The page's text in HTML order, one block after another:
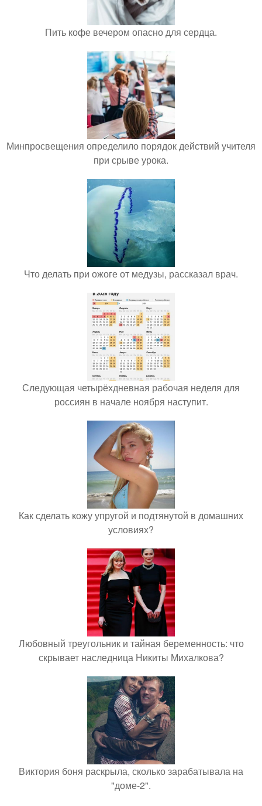
Пить кофе вечером опасно для сердца.
Минпросвещения определило порядок действий учителя
при срыве урока.
Что делать при ожоге от медузы, рассказал врач.
Следующая четырёхдневная рабочая неделя для
россиян в начале ноября наступит.
Как сделать кожу упругой и подтянутой в домашних
условиях?
Любовный треугольник и тайная беременность: что
скрывает наследница Никиты Михалкова?
Виктория боня раскрыла, сколько зарабатывала на
"доме-2".